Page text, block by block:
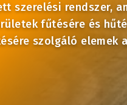
szerelési rendszer,
fűtésére és
szolgáló elemek